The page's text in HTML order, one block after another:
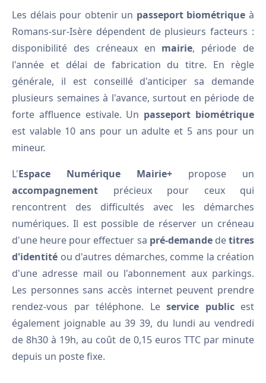
Les délais pour obtenir un passeport biométrique à
Romans-sur-Isère dépendent de plusieurs facteurs :
disponibilité des créneaux en mairie, période de
l'année et délai de fabrication du titre. En règle
générale, il est conseillé d'anticiper sa demande
plusieurs semaines à l'avance, surtout en période de
forte affluence estivale. Un passeport biométrique
est valable 10 ans pour un adulte et 5 ans pour un
mineur.
L'Espace Numérique Mairie+ propose un
accompagnement précieux pour ceux qui
rencontrent des difficultés avec les démarches
numériques. Il est possible de réserver un créneau
d'une heure pour effectuer sa pré-demandedetitres
d'identité ou d'autres démarches, comme la création
d'une adresse mail ou l'abonnement aux parkings.
Les personnes sans accès internet peuvent prendre
rendez-vous par téléphone. Le service publicest
également joignable au 39 39, du lundi au vendredi
de 8h30 à 19h, au coût de 0,15 euros TTC par minute
depuis un poste fixe.